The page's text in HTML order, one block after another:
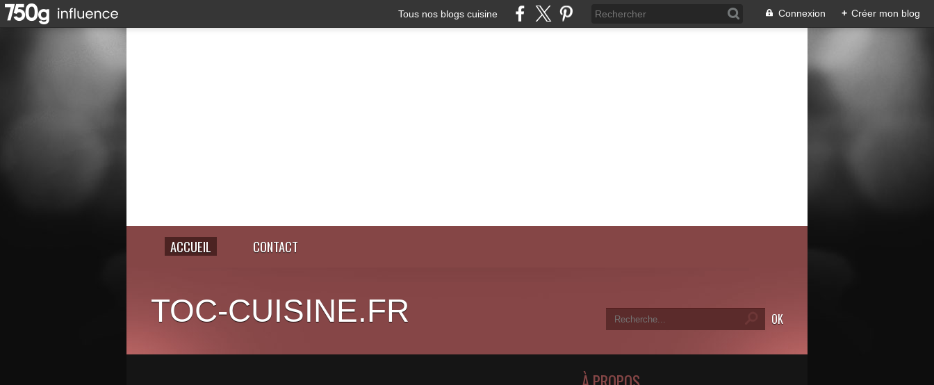
Tous nos blogs cuisine Connexion + Créer mon blog
ACCUEIL CONTACT
TOC-CUISINE.FR